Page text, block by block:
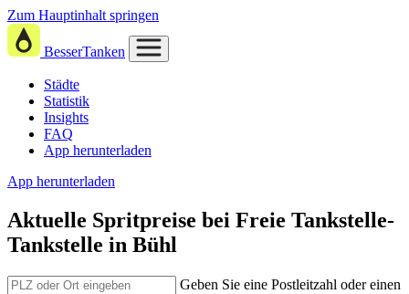
Zum Hauptinhalt springen
BesserTanken
Städte
Statistik
Insights
FAQ
App herunterladen
App herunterladen
Aktuelle Spritpreise bei Freie Tankstelle-
Tankstelle in Bühl
Geben Sie eine Postleitzahl oder einen